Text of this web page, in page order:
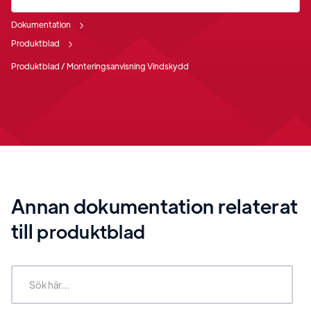
Dokumentation
Produktblad
Produktblad / Monteringsanvisning Vindskydd
Annan dokumentation relaterat
till produktblad